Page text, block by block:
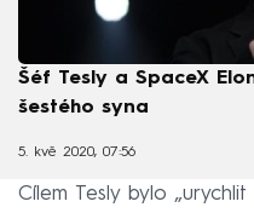
Šéf Tesly a SpaceX
šestého syna
5. kvě 2020, 07:56
Cílem Tesly bylo